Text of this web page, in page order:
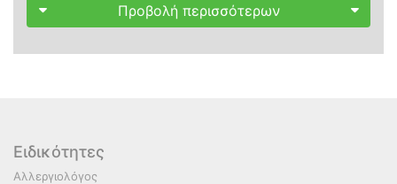
Προβολή περισσότερων
Ειδικότητες
Αλλεργιολόγος